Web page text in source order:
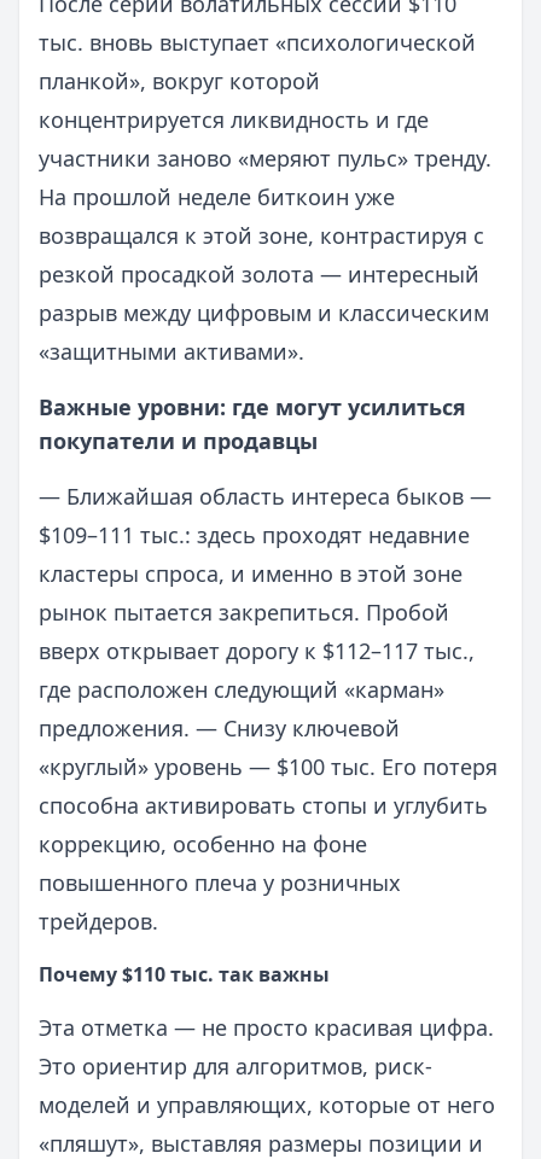
тыс. вновь выступает «психологической
планкой», вокруг которой
концентрируется ликвидность и где
участники заново «меряют пульс» тренду.
На прошлой неделе биткоин уже
возвращался к этой зоне, контрастируя с
резкой просадкой золота — интересный
разрыв между цифровым и классическим
«защитными активами».
Важные уровни: где могут усилиться
покупатели и продавцы
— Ближайшая область интереса быков —
$109–111 тыс.: здесь проходят недавние
кластеры спроса, и именно в этой зоне
рынок пытается закрепиться. Пробой
вверх открывает дорогу к $112–117 тыс.,
где расположен следующий «карман»
предложения. — Снизу ключевой
«круглый» уровень — $100 тыс. Его потеря
способна активировать стопы и углубить
коррекцию, особенно на фоне
повышенного плеча у розничных
трейдеров.
Почему $110 тыс. так важны
Эта отметка — не просто красивая цифра.
Это ориентир для алгоритмов, риск-
моделей и управляющих, которые от него
«пляшут», выставляя размеры позиции и